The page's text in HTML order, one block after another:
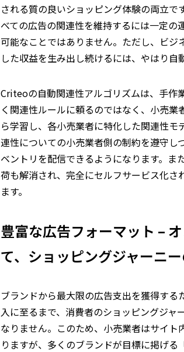
される質の良いショッピング体験の両立
べての広告の関連性を維持するには一定
可能なことではありません。ただし、ビ
した収益を生み出し続けるには、やはり自
Criteoの自動関連性アルゴリズムは、手作
く関連性ルールに頼るのではなく、小売
ら学習し、各小売業者に特化した関連性
連性についての小売業者側の制約を遵守し
ベントリを配信できるようになります。
荷も解消され、完全にセルフサービス化
ます。
豊富な広告フォーマット –
て、ショッピングジャーニ
ブランドから最大限の広告支出を獲得す
入に至るまで、消費者のショッピングジ
なりません。このため、小売業者はサイ
りますが、多くのブランドが目標に掲げ